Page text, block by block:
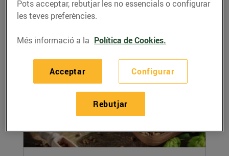
La carn és un aliment ric en proteïnes, alguns
minerals i vitamines. També conté diferents...
LLEGIR MÉS
Pots acceptar, rebutjar les no essencials o configurar
les teves preferències.
Més informació a la Política de Cookies.
Configurar
Rebutjar
Acceptar